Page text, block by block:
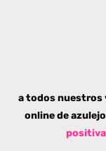
a todos nuestros
online de